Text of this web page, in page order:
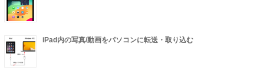
iPad内の写真/動画をパソコンに転送・取り込む